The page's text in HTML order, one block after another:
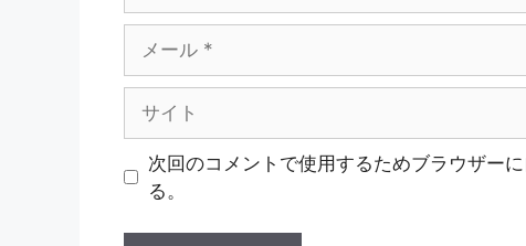
ル
次回のコメントで使用するためブラウザー
る。